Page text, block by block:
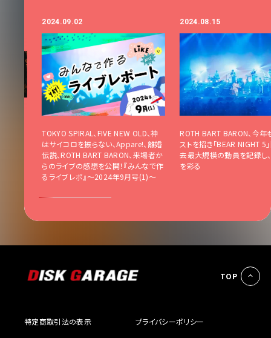
2024.09.02
TOKYO SPIRAL、FIVE NEW OLD、神
はサイコロを振らない、Appare!、離婚
伝説、ROTH BART BARON、来場者か
らのライブの感想を公開！『みんなで作
るライブレポ』〜2024年9月号(1)〜
2024.08.15
ROTH BART BARON、今年
ストを招き「BEAR NIGHT 5
去最大規模の動員を記録し
を彩る
TOP
特定商取引法の表示 プライバシーポリシー